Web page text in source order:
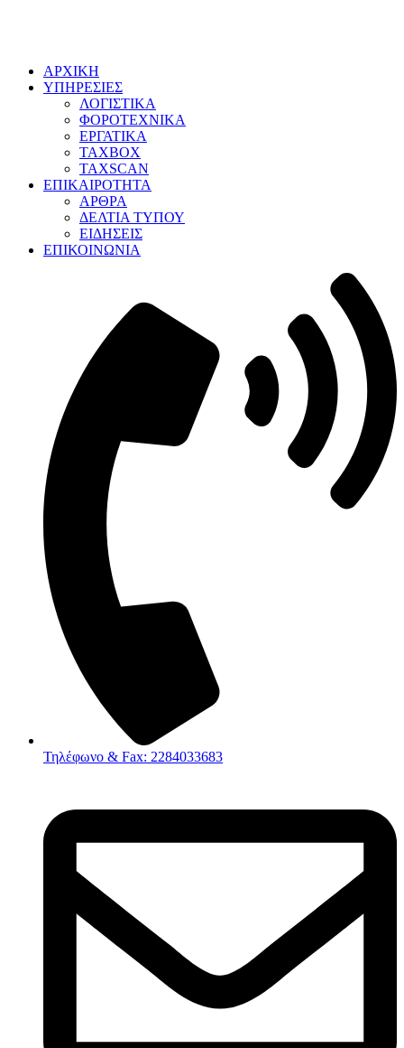
ΑΡΧΙΚΗ
ΥΠΗΡΕΣΙΕΣ
ΛΟΓΙΣΤΙΚΑ
ΦΟΡΟΤΕΧΝΙΚΑ
ΕΡΓΑΤΙΚΑ
TAXBOX
TAXSCAN
ΕΠΙΚΑΙΡΟΤΗΤΑ
ΑΡΘΡΑ
ΔΕΛΤΙΑ ΤΥΠΟΥ
ΕΙΔΗΣΕΙΣ
ΕΠΙΚΟΙΝΩΝΙΑ
Τηλέφωνο & Fax: 2284033683